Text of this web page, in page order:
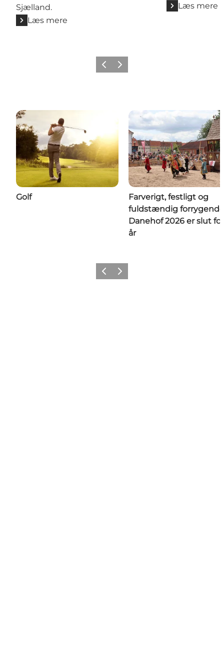
Sjælland.
Læs mere
Læs mere
ForrigeNæste
Golf
Farverigt, festligt og
fuldstændig
Danehof 2026 er slut
år
ForrigeNæste